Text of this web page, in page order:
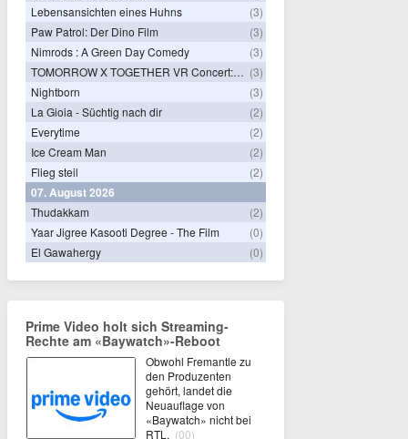
Lebensansichten eines Huhns
(3)
Paw Patrol: Der Dino Film
(3)
Nimrods : A Green Day Comedy
(3)
TOMORROW X TOGETHER VR Concert: Endless Ride (3)
Nightborn
(3)
La Gioia - Süchtig nach dir
(2)
Everytime
(2)
Ice Cream Man
(2)
Flieg steil
(2)
07. August 2026
Thudakkam
(2)
Yaar Jigree Kasooti Degree - The Film
(0)
El Gawahergy
(0)
Prime Video holt sich Streaming-
Rechte am «Baywatch»-Reboot
Obwohl Fremantle zu
den Produzenten
gehört, landet die
Neuauflage von
«Baywatch» nicht bei
RTL. (00)